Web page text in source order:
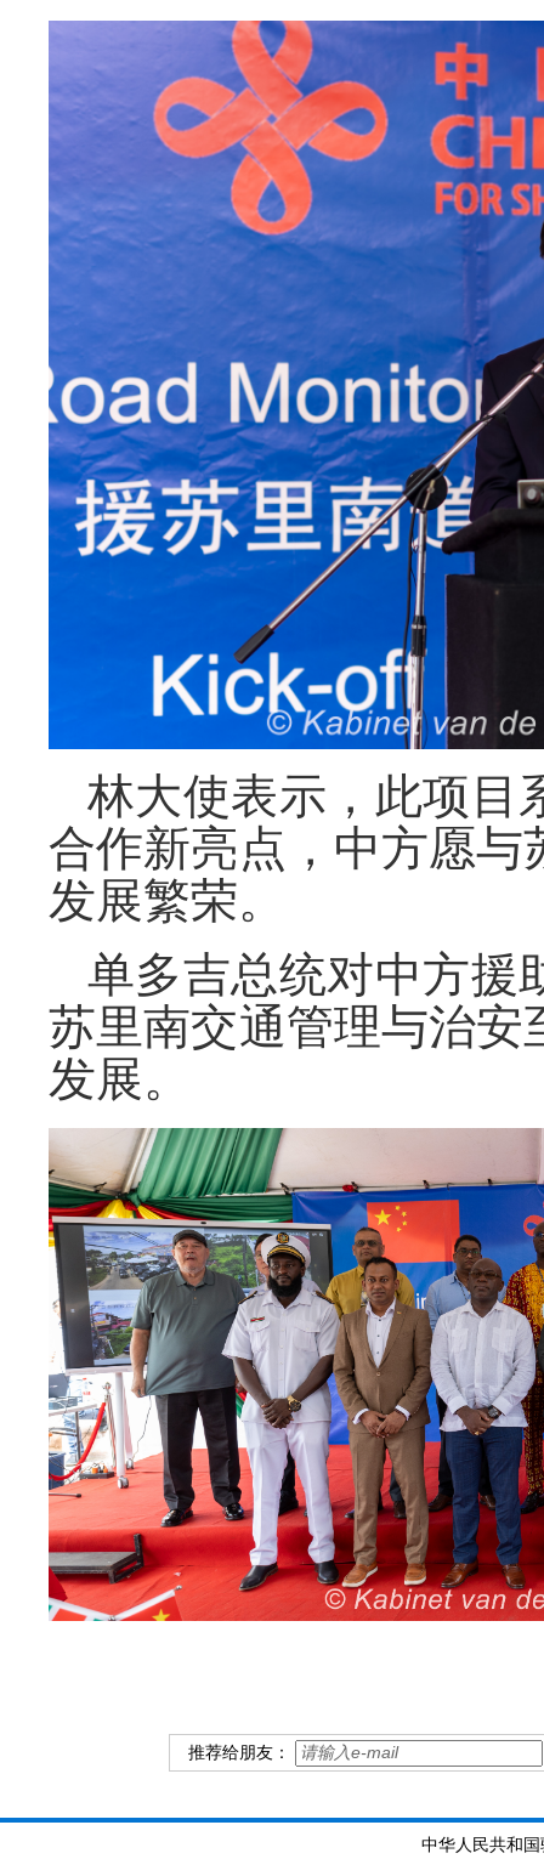
林大使表示，此项目
合作新亮点，中方愿
发展繁荣。
单多吉总统对中方援
苏里南交通管理与治
发展。
推荐给朋友：
中华人民共和